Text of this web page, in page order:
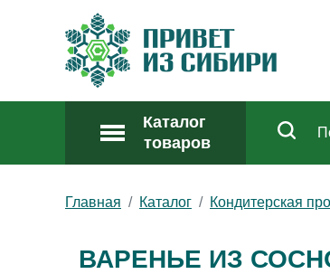
Каталог
товаров
Главная Каталог Кондитерская
ВАРЕНЬЕ ИЗ